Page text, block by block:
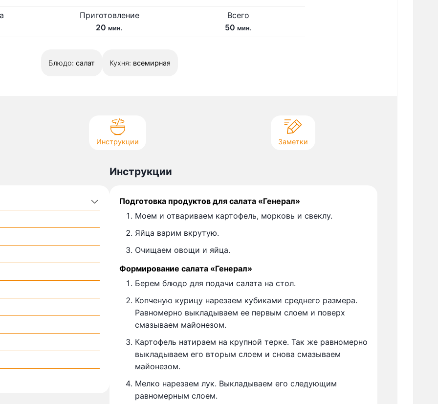
Приготовление
20 м
у
мин.
Всего
50ммин.
Блюдо: салат Кухня: всемирная
Инструкции Заметки
Инструкции
Подготовка продуктов для салата «Генерал»
Моем и отвариваем картофель, морковь и свеклу.
Яйца варим вкрутую.
Очищаем овощи и яйца.
Формирование салата «Генерал»
Берем блюдо для подачи салата на стол.
Копченую курицу нарезаем кубиками среднего размера.
Равномерно выкладываем ее первым слоем и поверх
смазываем майонезом.
Картофель натираем на крупной терке. Так же равномерно
выкладываем его вторым слоем и снова смазываем
майонезом.
Мелко нарезаем лук. Выкладываем его следующим
равномерным слоем.